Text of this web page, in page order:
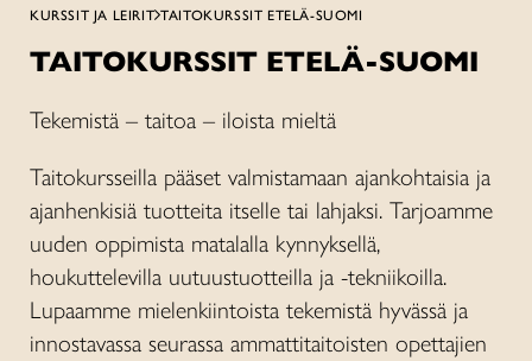
KURSSIT JA LEIRIT TAITOKURSSIT ETELÄ-SUOMI
TAITOKURSSIT ETELÄ-SUOMI
Tekemistä – taitoa – iloista mieltä
Taitokursseilla pääset valmistamaan ajankohtaisia ja
ajanhenkisiä tuotteita itselle tai lahjaksi. Tarjoamme
uuden oppimista matalalla kynnyksellä,
houkuttelevilla uutuustuotteilla ja -tekniikoilla.
Lupaamme mielenkiintoista tekemistä hyvässä ja
innostavassa seurassa ammattitaitoisten opettajien